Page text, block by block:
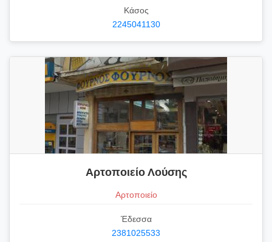
Κάσος
2245041130
Αρτοποιείο Λούσης
Αρτοποιείο
Έδεσσα
2381025533